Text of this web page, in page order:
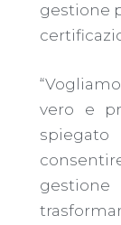
gestione
vero e
spiegato